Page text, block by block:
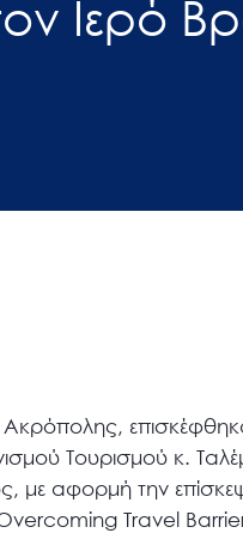
Ιερό
Ακρόπολης,
Τουρισμού κ.
με αφορμή την
Travel